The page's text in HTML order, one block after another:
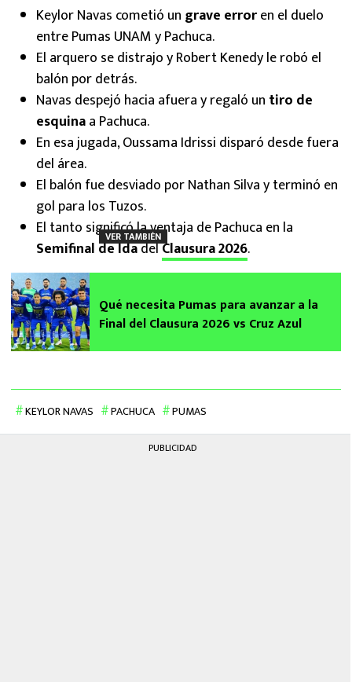
Keylor Navas cometió un grave erroren el duelo
entre Pumas UNAM y Pachuca.
El arquero se distrajo y Robert Kenedy le robó el
balón por detrás.
Navas despejó hacia afuera y regaló un tiro de
esquinaa Pachuca.
En esa jugada, Oussama Idrissi disparó desde fuera
del área.
El balón fue desviado por Nathan Silva y terminó en
gol para los Tuzos.
El tanto significó la ventaja de Pachuca en la
Semifinal de IdadelClausura 2026.
VER TAMBIÉN
Qué necesita Pumas para avanzar a la
Final del Clausura 2026 vs Cruz Azul
KEYLOR NAVAS PACHUCA PUMAS
PUBLICIDAD